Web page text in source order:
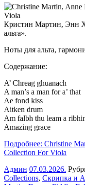
Кристин Мартин, Энн
альта».
Ноты для альта,
Содержание:
A’ Chreag ghuanach
A man’s a man for a’ that
Ae fond kiss
Aitken drum
Am falbh thu leam a
Amazing grace
Подробнее: Christine
Collection For Viola
Админ 07.03.2026.
Collections, Скрипка и